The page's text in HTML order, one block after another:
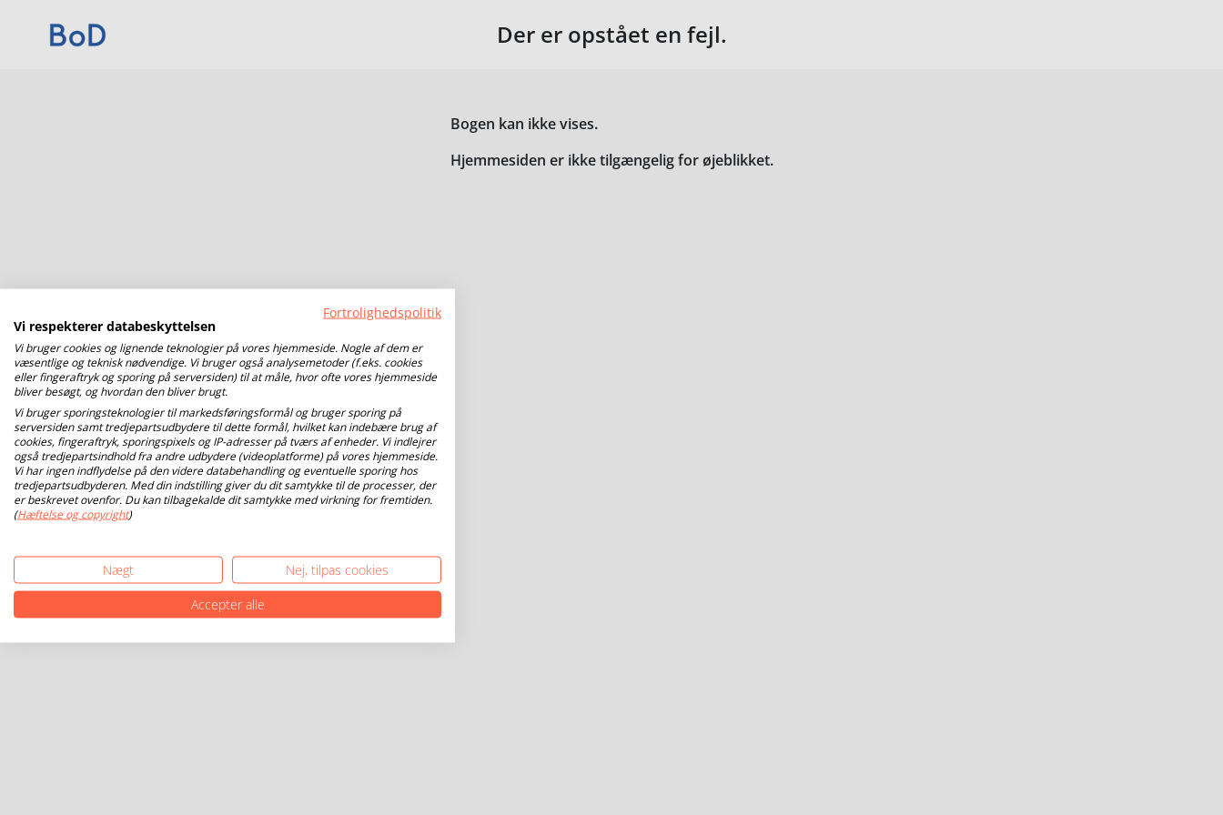
Der er opstået en fejl.
Bogen kan ikke vises.
Hjemmesiden er ikke tilgængelig for øjeblikket.
Fortrolighedspolitik
Vi respekterer databeskyttelsen
Vi bruger cookies og lignende teknologier på vores hjemmeside. Nogle af dem er
væsentlige og teknisk nødvendige. Vi bruger også analysemetoder (f.eks. cookies
eller fingeraftryk og sporing på serversiden) til at måle, hvor ofte vores hjemmeside
bliver besøgt, og hvordan den bliver brugt.
Vi bruger sporingsteknologier til markedsføringsformål og bruger sporing på
serversiden samt tredjepartsudbydere til dette formål, hvilket kan indebære brug af
cookies, fingeraftryk, sporingspixels og IP-adresser på tværs af enheder. Vi indlejrer
også tredjepartsindhold fra andre udbydere (videoplatforme) på vores hjemmeside.
Vi har ingen indflydelse på den videre databehandling og eventuelle sporing hos
tredjepartsudbyderen. Med din indstilling giver du dit samtykke til de processer, der
er beskrevet ovenfor. Du kan tilbagekalde dit samtykke med virkning for fremtiden.
(Hæftelse og copyright)
Nægt
Nej, tilpas cookies
Accepter alle